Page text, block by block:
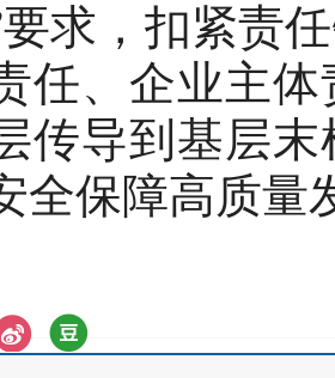
求，扣紧责
任、企业主
传导到基层
全保障高质量